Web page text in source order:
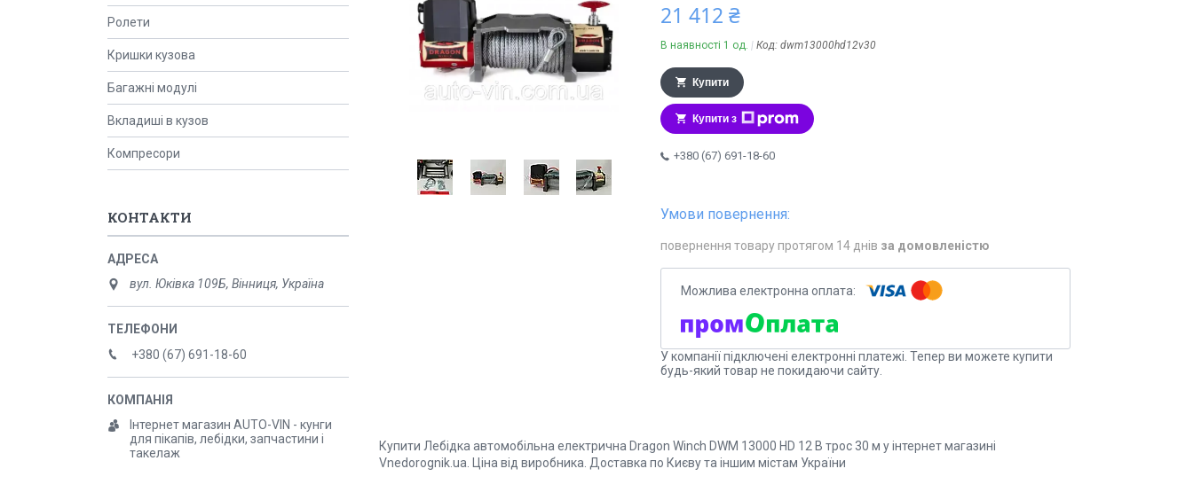
21 412 ₴
В наявності 1 од. Код: dwm13000hd12v30
Купити
Купити з
+380 (67) 691-18-60
повернення товару протягом 14 днів за домовленістю
У компанії підключені електронні платежі. Тепер ви можете купити
будь-який товар не покидаючи сайту.
Купити Лебідка автомобільна електрична Dragon Winch DWM 13000 HD 12 В трос 30 м у інтернет магазині
Vnedorognik.ua. Ціна від виробника. Доставка по Києву та іншим містам України
Ролети
Кришки кузова
Багажні модулі
Вкладиші в кузов
Компресори
КОНТАКТИ
вул. Юківка 109Б, Вінниця, Україна
+380 (67) 691-18-60
Інтернет магазин AUTO-VIN - кунги
для пікапів, лебідки, запчастини і
такелаж